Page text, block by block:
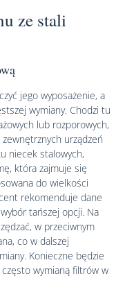
ze stali
jego wyposażenie, a
wymiany. Chodzi tu
lub rozporowych,
urządzeń
niecek stalowych,
która zajmuje się
do wielkości
rekomenduje dane
tańszej opcji. Na
w przeciwnym
co w dalszej
Konieczne będzie
wymianą filtrów w